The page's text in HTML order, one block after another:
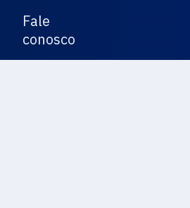
Fale
conosco